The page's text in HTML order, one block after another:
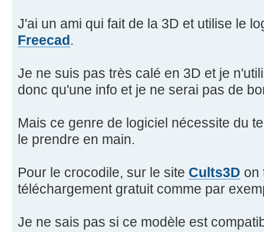
J'ai un ami qui fait de la 3D et utilise le
Freecad.
Je ne suis pas très calé en 3D et je
donc qu'une info et je ne serai pas de
Mais ce genre de logiciel nécessite du
le prendre en main.
Pour le crocodile, sur le site Cults3D on
téléchargement gratuit comme par
Je ne sais pas si ce modèle est